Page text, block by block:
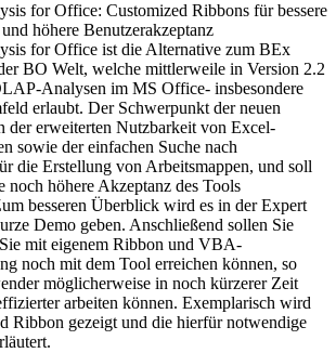
for Office: Customized Ribbons für bessere
höhere Benutzerakzeptanz
for Office ist die Alternative zum BEx
BO Welt, welche mittlerweile in Version 2.2
Analysen im MS Office- insbesondere
erlaubt. Der Schwerpunkt der neuen
der erweiterten Nutzbarkeit von Excel-
sowie der einfachen Suche nach
die Erstellung von Arbeitsmappen, und soll
noch höhere Akzeptanz des Tools
besseren Überblick wird es in der Expert
Demo geben. Anschließend sollen Sie
mit eigenem Ribbon und VBA-
noch mit dem Tool erreichen können, so
möglicherweise in noch kürzerer Zeit
arbeiten können. Exemplarisch wird
Ribbon gezeigt und die hierfür notwendige